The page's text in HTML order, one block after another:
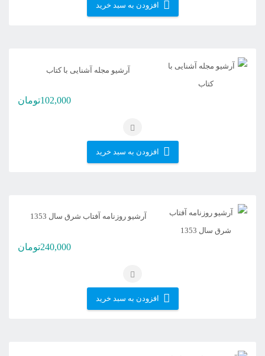
افزودن به سبد خرید
آرشیو مجله آشنایی با کتاب
102,000تومان
افزودن به سبد خرید
آرشیو روزنامه آفتاب شرق سال 1353
240,000تومان
افزودن به سبد خرید